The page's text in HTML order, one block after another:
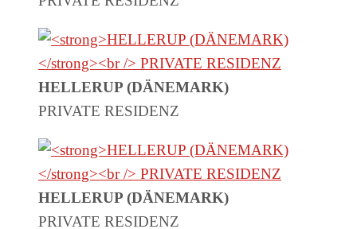
HELLERUP (DÄNEMARK)
PRIVATE RESIDENZ
HELLERUP (DÄNEMARK)
PRIVATE RESIDENZ